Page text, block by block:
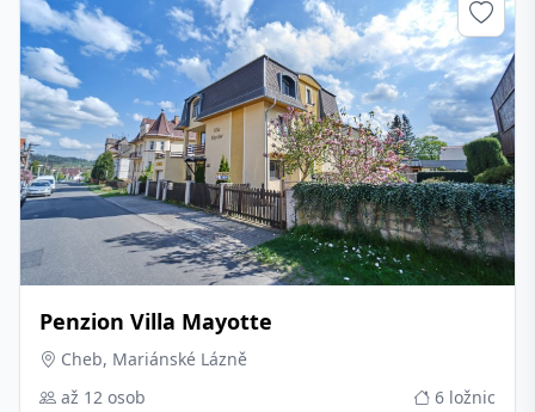
Penzion Villa Mayotte
Cheb, Mariánské Lázně
až 12 osob
6 ložnic